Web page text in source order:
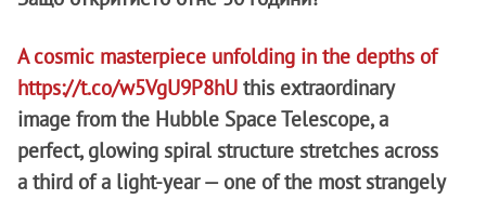
A cosmic masterpiece unfolding in the depths of
https://t.co/w5VgU9P8hU this extraordinary
image from the Hubble Space Telescope, a
perfect, glowing spiral structure stretches across
a third of a light-year — one of the most strangely